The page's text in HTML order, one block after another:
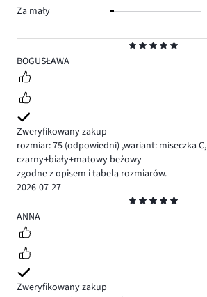
5
BOGUSŁAWA
Zweryfikowany zakup
rozmiar: 75 (odpowiedni) ,wariant: miseczka C,
czarny+biały+matowy beżowy
zgodne z opisem i tabelą rozmiarów.
2026-07-27
5
ANNA
Zweryfikowany zakup
Za mały